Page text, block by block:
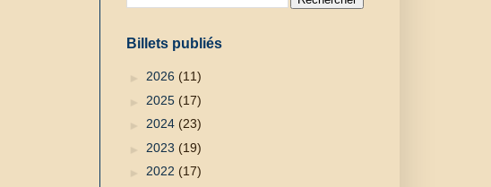
Billets publiés
► 2026 (11)
► 2025 (17)
► 2024 (23)
► 2023 (19)
► 2022 (17)